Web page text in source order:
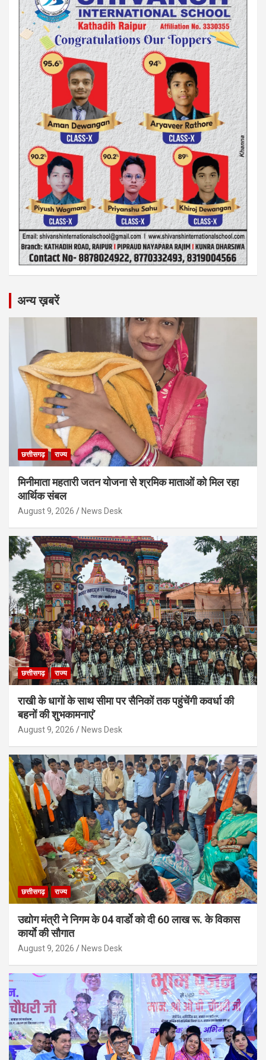
अन्य ख़बरें
छत्तीसगढ़ राज्य
मिनीमाता महतारी जतन योजना से श्रमिक माताओं को मिल रहा
आर्थिक संबल
August 9, 2026 News Desk
छत्तीसगढ़ राज्य
राखी के धागों के साथ सीमा पर सैनिकों तक पहुंचेंगी कवर्धा की
बहनों की शुभकामनाएं’
August 9, 2026 News Desk
छत्तीसगढ़ राज्य
उद्योग मंत्री ने निगम के 04 वार्डाे को दी 60 लाख रू. के विकास
कार्याे की सौगात
August 9, 2026 News Desk